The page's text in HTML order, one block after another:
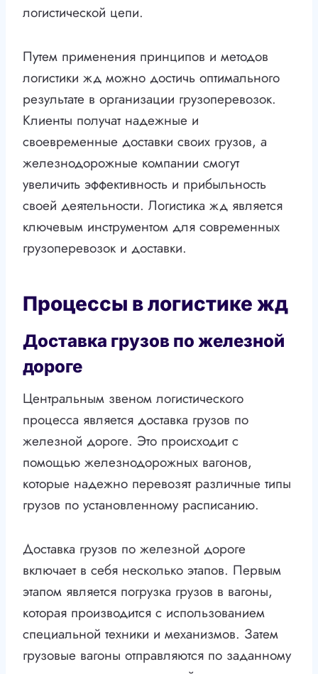
логистической цепи.
Путем применения принципов и методов
логистики жд можно достичь оптимального
результате в организации грузоперевозок.
Клиенты получат надежные и
своевременные доставки своих грузов, а
железнодорожные компании смогут
увеличить эффективность и прибыльность
своей деятельности. Логистика жд является
ключевым инструментом для современных
грузоперевозок и доставки.
Процессы в логистике жд
Доставка грузов по железной
дороге
Центральным звеном логистического
процесса является доставка грузов по
железной дороге. Это происходит с
помощью железнодорожных вагонов,
которые надежно перевозят различные типы
грузов по установленному расписанию.
Доставка грузов по железной дороге
включает в себя несколько этапов. Первым
этапом является погрузка грузов в вагоны,
которая производится с использованием
специальной техники и механизмов. Затем
грузовые вагоны отправляются по заданному